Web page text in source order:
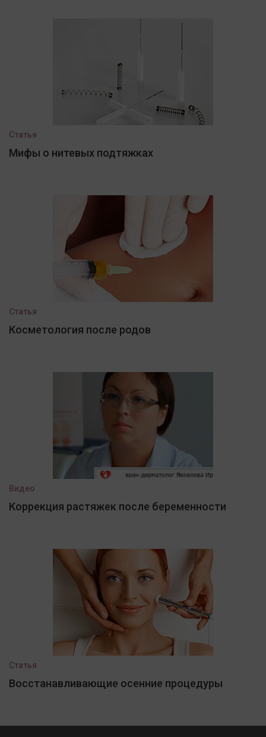
Статья
Мифы о нитевых подтяжках
Статья
Косметология после родов
Видео
Коррекция растяжек после беременности
Статья
Восстанавливающие осенние процедуры